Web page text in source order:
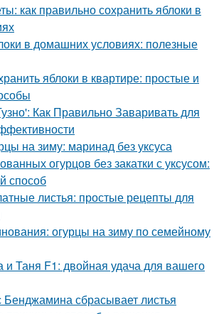
как правильно сохранить яблоки в
в домашних условиях: полезные
яблоки в квартире: простые и
Как Правильно Заваривать для
на зиму: маринад без уксуса
огурцов без закатки с уксусом:
способ
листья: простые рецепты для
огурцы на зиму по семейному
и Таня F1: двойная удача для вашего
сбрасывает листья